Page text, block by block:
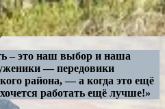
– это наш выбор и наша
— передовики
района, — а когда это ещё
работать ещё лучше!»